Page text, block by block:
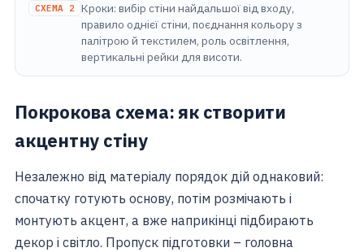
СХЕМА 2 Кроки: вибір стіни найдальшої від входу,
правило однієї стіни, поєднання кольору з
палітрою й текстилем, роль освітлення,
вертикальні рейки для висоти.
Покрокова схема: як створити
акцентну стіну
Незалежно від матеріалу порядок дій однаковий:
спочатку готують основу, потім розмічають і
монтують акцент, а вже наприкінці підбирають
декор і світло. Пропуск підготовки – головна